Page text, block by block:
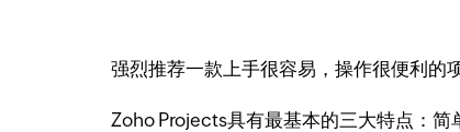
强烈推荐一款上手很容易，操作很便利的项
Zoho Projects具有最基本的三大特点：简